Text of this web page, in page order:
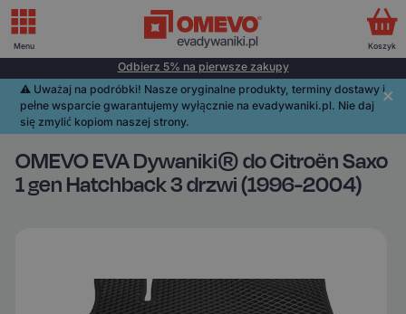
Odbierz 5% na pierwsze zakupy
⚠️️ Uważaj na podróbki! Nasze oryginalne produkty, terminy dostawy i
pełne wsparcie gwarantujemy wyłącznie na evadywaniki.pl. Nie daj
się zmylić kopiom naszej strony.
OMEVO EVA Dywaniki® do Citroën Saxo
1 gen Hatchback 3 drzwi (1996-2004)
Menu Koszyk